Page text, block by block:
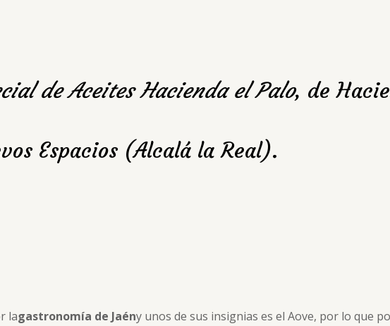
de Aceites Hacienda el Palo, de
Espacios (Alcalá la Real).
lagastronomía de Jaény unos de sus insignias es el Aove, por lo que